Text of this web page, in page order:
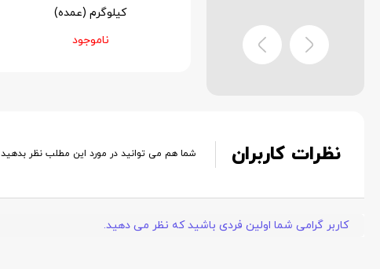
ناموجود
کیلوگرم (عمده)
ناموجود
نظرات کاربران شما هم می توانید در مورد این مطلب نظر بدهید
کاربر گرامی شما اولین فردی باشید که نظر می دهید.